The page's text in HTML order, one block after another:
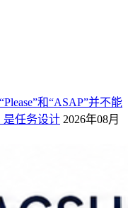
和“ASAP”并不能
是任务设计 2026年08月